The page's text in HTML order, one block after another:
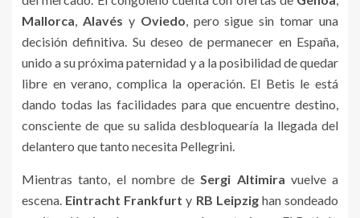
Mallorca, Alavés y Oviedo, pero sigue sin tomar una
decisión definitiva. Su deseo de permanecer en España,
unido a su próxima paternidad y a la posibilidad de quedar
libre en verano, complica la operación. El Betis le está
dando todas las facilidades para que encuentre destino,
consciente de que su salida desbloquearía la llegada del
delantero que tanto necesita Pellegrini.
Mientras tanto, el nombre deSergi Altimira vuelve a
escena. Eintracht Frankfurt y RB Leipzighan sondeado